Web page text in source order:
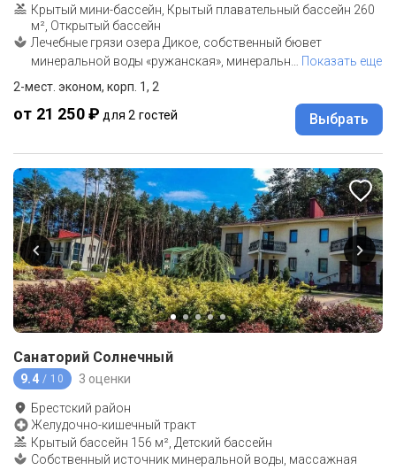
Крытый мини-бассейн, Крытый плавательный бассейн 260
м², Открытый бассейн
Лечебные грязи озера Дикое, собственный бювет
минеральной воды «ружанская», минеральн
Показать еще
2-мест. эконом, корп. 1, 2
от 21 250 ₽ для 2 гостей Выбрать
Санаторий Солнечный
9.4 / 10 3 оценки
Брестский район
Желудочно-кишечный тракт
Крытый бассейн 156 м², Детский бассейн
Собственный источник минеральной воды, массажная